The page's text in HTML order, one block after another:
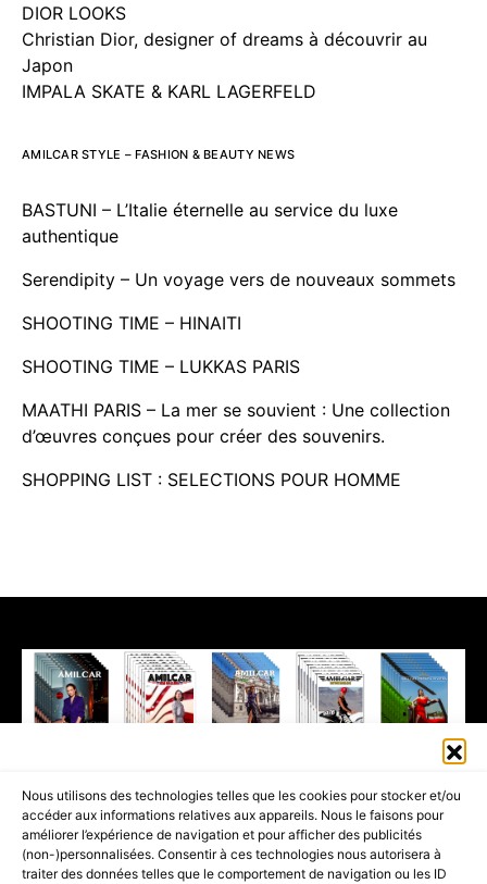
Nous utilisons des technologies telles que les cookies pour stocker et/ou
accéder aux informations relatives aux appareils. Nous le faisons pour
améliorer l’expérience de navigation et pour afficher des publicités
(non-)personnalisées. Consentir à ces technologies nous autorisera à
traiter des données telles que le comportement de navigation ou les ID
DIOR LOOKS
Christian Dior, designer of dreams à découvrir au
Japon
IMPALA SKATE & KARL LAGERFELD
AMILCAR STYLE – FASHION & BEAUTY NEWS
BASTUNI – L’Italie éternelle au service du luxe
authentique
Serendipity – Un voyage vers de nouveaux sommets
SHOOTING TIME – HINAITI
SHOOTING TIME – LUKKAS PARIS
MAATHI PARIS – La mer se souvient : Une collection
d’œuvres conçues pour créer des souvenirs.
SHOPPING LIST : SELECTIONS POUR HOMME
© 2026 AMILCAR MAGAZINE GROUP - AMILCAR STYLE MAGAZINE IS
PART OF THEAMILCAR MAGAZINE GROUP.EDITOR - ADVERTISING
AGENCE MEDIANE.